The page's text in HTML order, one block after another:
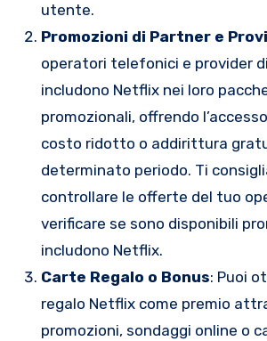
utente.
Promozioni di Partner e
operatori telefonici e provider
includono Netflix nei loro
promozionali, offrendo
costo ridotto o addirittura
determinato periodo. Ti
controllare le offerte del tuo
verificare se sono disponibili
includono Netflix.
Carte Regalo o Bonus: Puoi
regalo Netflix come premio
promozioni, sondaggi online o